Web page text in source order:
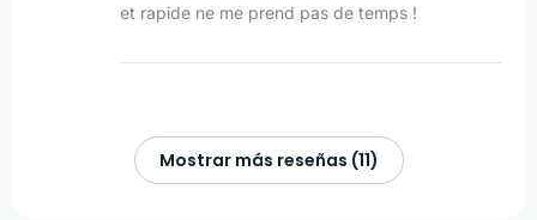
et rapide ne me prend pas de temps !
Mostrar más reseñas (11)